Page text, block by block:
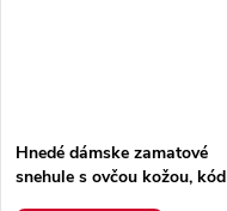
Hnedé dámske zamatové
snehule s ovčou kožou, kód